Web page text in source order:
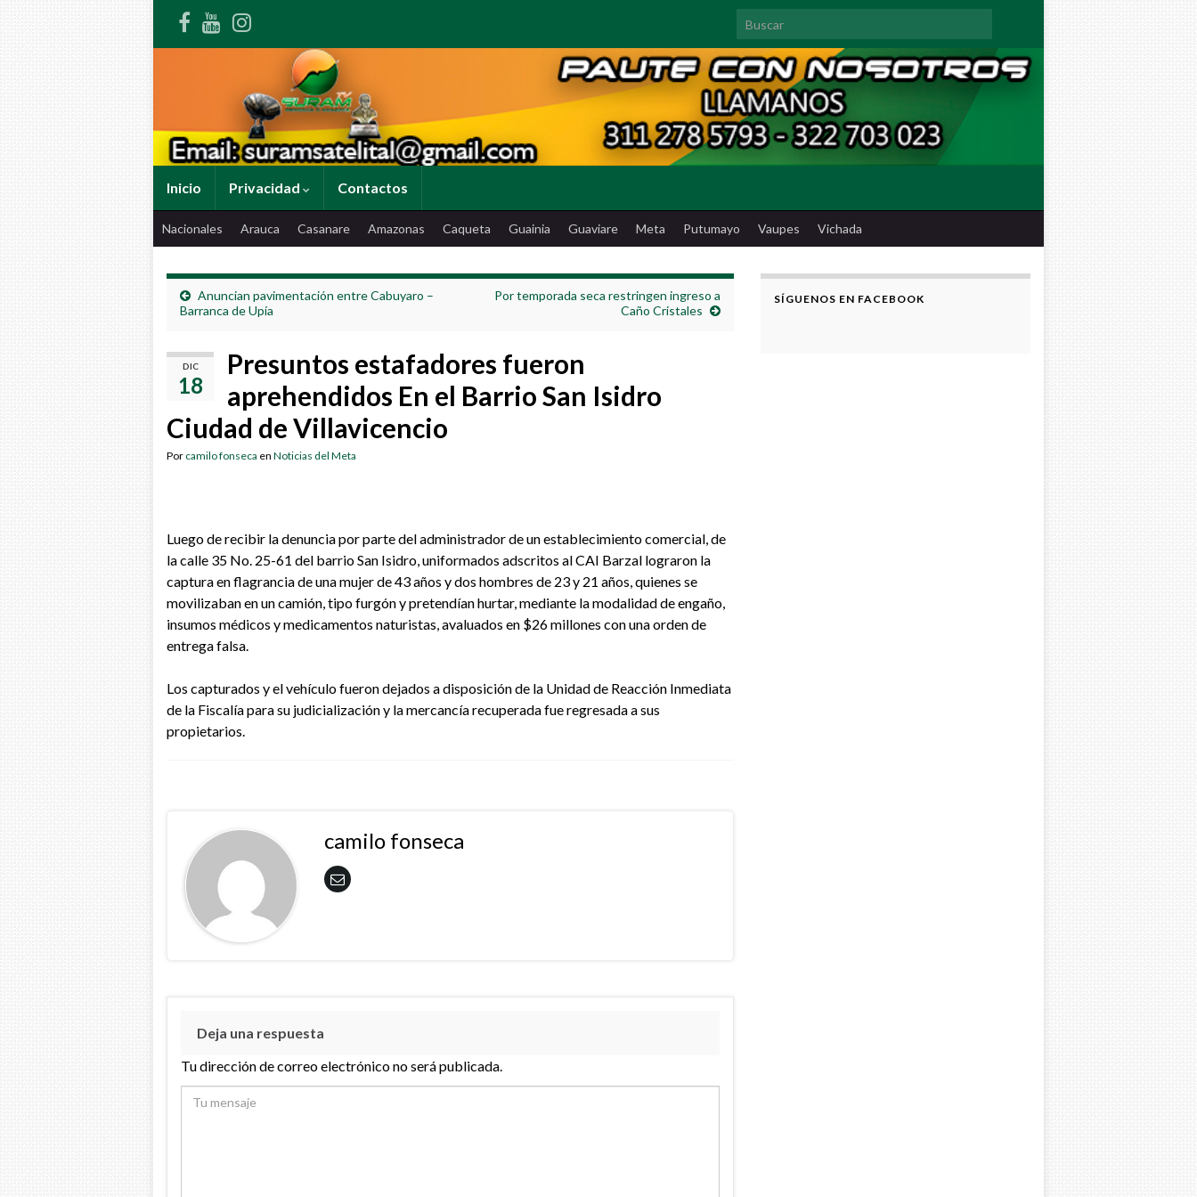
Search for:
Inicio Privacidad Contactos
Nacionales Arauca Casanare Amazonas Caqueta Guainia Guaviare Meta Putumayo Vaupes Vichada
Anuncian pavimentación entre Cabuyaro –
Barranca de Upía
Por temporada seca restringen ingreso a
Caño Cristales
DIC
18
Presuntos estafadores fueron
aprehendidos En el Barrio San Isidro
Ciudad de Villavicencio
Por camilo fonseca en Noticias del Meta
Luego de recibir la denuncia por parte del administrador de un establecimiento comercial, de
la calle 35 No. 25-61 del barrio San Isidro, uniformados adscritos al CAI Barzal lograron la
captura en flagrancia de una mujer de 43 años y dos hombres de 23 y 21 años, quienes se
movilizaban en un camión, tipo furgón y pretendían hurtar, mediante la modalidad de engaño,
insumos médicos y medicamentos naturistas, avaluados en $26 millones con una orden de
entrega falsa.
Los capturados y el vehículo fueron dejados a disposición de la Unidad de Reacción Inmediata
de la Fiscalía para su judicialización y la mercancía recuperada fue regresada a sus
propietarios.
camilo fonseca
Deja una respuesta
Tu dirección de correo electrónico no será publicada.
SÍGUENOS EN FACEBOOK